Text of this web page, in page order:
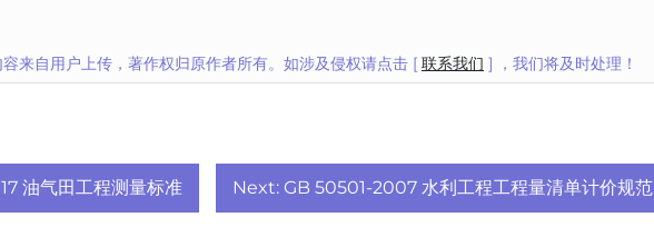
来自用户上传，著作权归原作者所有。如涉及侵权请点击 [ 联系我们 ] ，我们将及时处理！
油气田工程测量标准 Next: GB 50501-2007 水利工程工程量清单计价规范